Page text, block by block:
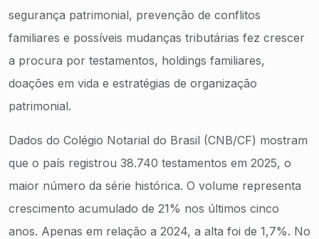
segurança patrimonial, prevenção de conflitos
familiares e possíveis mudanças tributárias fez crescer
a procura por testamentos, holdings familiares,
doações em vida e estratégias de organização
patrimonial.
Dados do Colégio Notarial do Brasil (CNB/CF) mostram
que o país registrou 38.740 testamentos em 2025, o
maior número da série histórica. O volume representa
crescimento acumulado de 21% nos últimos cinco
anos. Apenas em relação a 2024, a alta foi de 1,7%. No